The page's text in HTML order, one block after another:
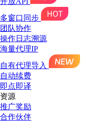
多窗口同步
团队协作
操作日志溯源
海量代理IP
自有代理导入
自动续费
即点即译
资源
推广奖励
合作伙伴